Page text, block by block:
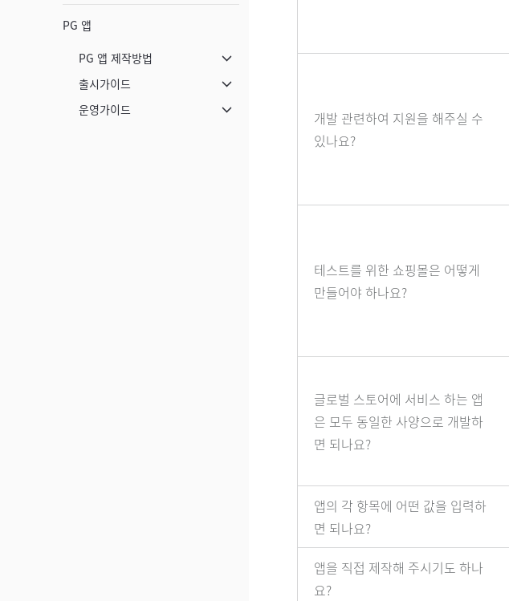
PG 앱
PG 앱 제작방법
출시가이드
운영가이드
개발 관련하여 지원을 해주실 수
있나요?
테스트를 위한 쇼핑몰은 어떻게
만들어야 하나요?
글로벌 스토어에 서비스 하는 앱
은 모두 동일한 사양으로 개발하
면 되나요?
앱의 각 항목에 어떤 값을 입력하
면 되나요?
앱을 직접 제작해 주시기도 하나
요?